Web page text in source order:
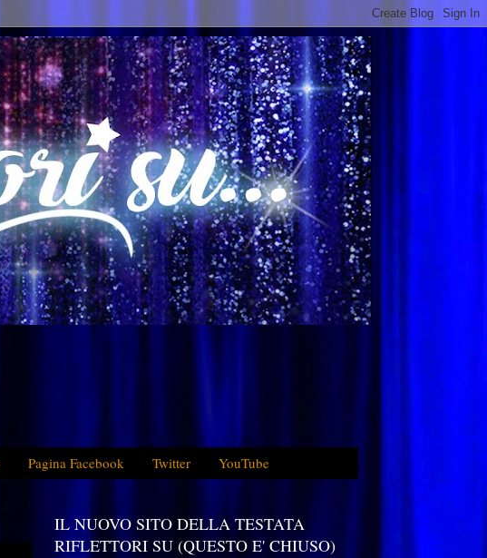
Pagina Facebook Twitter YouTube
IL NUOVO SITO DELLA TESTATA
RIFLETTORI SU (QUESTO E' CHIUSO)